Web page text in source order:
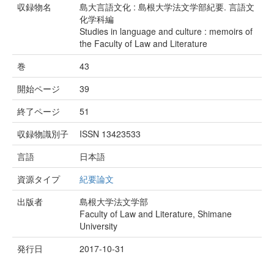
収録物名
島大言語文化 : 島根大学法文学部紀要. 言語文
化学科編
Studies in language and culture : memoirs of
the Faculty of Law and Literature
巻
43
開始ページ
39
終了ページ
51
収録物識別子
ISSN 13423533
言語
日本語
資源タイプ
紀要論文
出版者
島根大学法文学部
Faculty of Law and Literature, Shimane
University
発行日
2017-10-31